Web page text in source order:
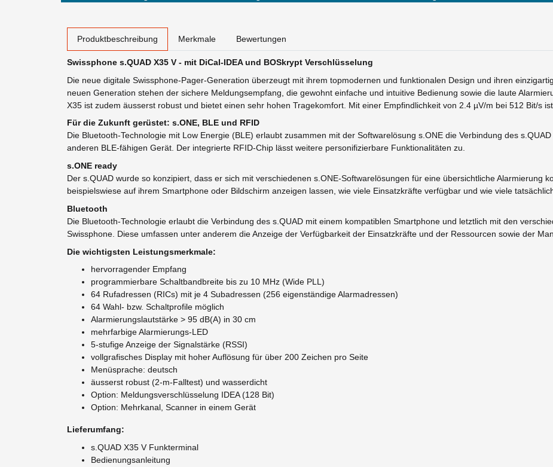
Produktbeschreibung Merkmale Bewertungen
Swissphone s.QUAD X35 V - mit DiCal-IDEA und BOSkrypt Verschlüsselung
Die neue digitale Swissphone-Pager-Generation überzeugt mit ihrem topmodernen und funktionalen Design und ihren
neuen Generation stehen der sichere Meldungsempfang, die gewohnt einfache und intuitive Bedienung sowie die laute
X35 ist zudem äusserst robust und bietet einen sehr hohen Tragekomfort. Mit einer Empfindlichkeit von 2.4 µV/m bei 512 Bit/s
Für die Zukunft gerüstet: s.ONE, BLE und RFID
Die Bluetooth-Technologie mit Low Energie (BLE) erlaubt zusammen mit der Softwarelösung s.ONE die Verbindung des
anderen BLE-fähigen Gerät. Der integrierte RFID-Chip lässt weitere personifizierbare Funktionalitäten zu.
s.ONE ready
Der s.QUAD wurde so konzipiert, dass er sich mit verschiedenen s.ONE-Softwarelösungen für eine übersichtliche Alarmierung
beispielswiese auf ihrem Smartphone oder Bildschirm anzeigen lassen, wie viele Einsatzkräfte verfügbar und wie viele
Bluetooth
Die Bluetooth-Technologie erlaubt die Verbindung des s.QUAD mit einem kompatiblen Smartphone und letztlich mit den
Swissphone. Diese umfassen unter anderem die Anzeige der Verfügbarkeit der Einsatzkräfte und der Ressourcen sowie der
Die wichtigsten Leistungsmerkmale:
hervorragender Empfang
programmierbare Schaltbandbreite bis zu 10 MHz (Wide PLL)
64 Rufadressen (RICs) mit je 4 Subadressen (256 eigenständige Alarmadressen)
64 Wahl- bzw. Schaltprofile möglich
Alarmierungslautstärke > 95 dB(A) in 30 cm
mehrfarbige Alarmierungs-LED
5-stufige Anzeige der Signalstärke (RSSI)
vollgrafisches Display mit hoher Auflösung für über 200 Zeichen pro Seite
Menüsprache: deutsch
äusserst robust (2-m-Falltest) und wasserdicht
Option: Meldungsverschlüsselung IDEA (128 Bit)
Option: Mehrkanal, Scanner in einem Gerät
Lieferumfang:
s.QUAD X35 V Funkterminal
Bedienungsanleitung